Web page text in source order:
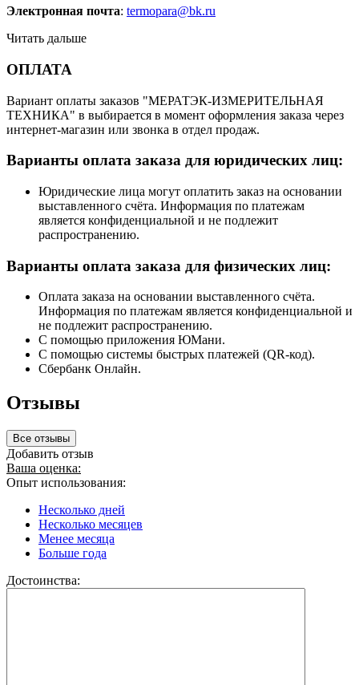
Электронная почта: termopara@bk.ru
Читать дальше
ОПЛАТА
Вариант оплаты заказов "МЕРАТЭК-ИЗМЕРИТЕЛЬНАЯ
ТЕХНИКА" в выбирается в момент оформления заказа через
интернет-магазин или звонка в отдел продаж.
Варианты оплата заказа для юридических лиц:
Юридические лица могут оплатить заказ на основании
выставленного счёта. Информация по платежам
является конфиденциальной и не подлежит
распространению.
Варианты оплата заказа для физических лиц:
Оплата заказа на основании выставленного счёта.
Информация по платежам является конфиденциальной и
не подлежит распространению.
С помощью приложения ЮМани.
С помощью системы быстрых платежей (QR-код).
Сбербанк Онлайн.
Отзывы
Все отзывы
Добавить отзыв
Ваша оценка:
Опыт использования:
Несколько дней
Несколько месяцев
Менее месяца
Больше года
Достоинства: